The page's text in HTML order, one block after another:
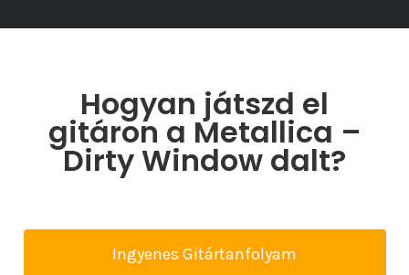
Hogyan játszd el
gitáron a Metallica –
Dirty Window dalt?
Ingyenes Gitártanfolyam